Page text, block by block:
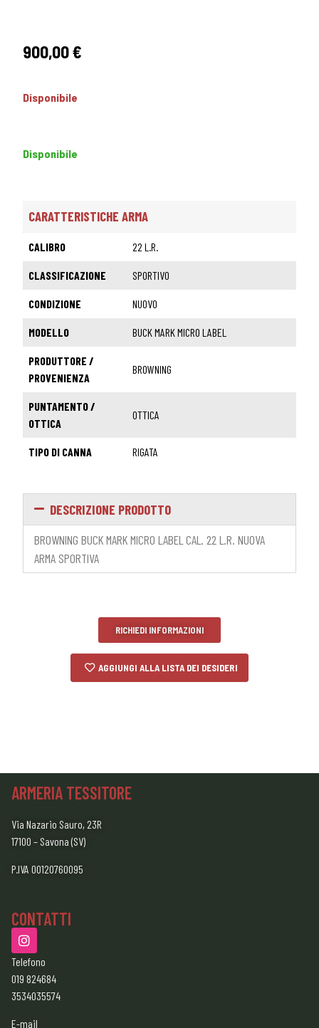
900,00€
Disponibile
Disponibile
CARATTERISTICHE ARMA
CALIBRO 22 L.R.
CLASSIFICAZIONE SPORTIVO
CONDIZIONE NUOVO
MODELLO BUCK MARK MICRO LABEL
PRODUTTORE /
PROVENIENZA
BROWNING
PUNTAMENTO /
OTTICA
OTTICA
TIPO DI CANNA RIGATA
DESCRIZIONE PRODOTTO
BROWNING BUCK MARK MICRO LABEL CAL. 22 L.R. NUOVA
ARMA SPORTIVA
RICHIEDI INFORMAZIONI
AGGIUNGI ALLA LISTA DEI DESIDERI
ARMERIA TESSITORE
Via Nazario Sauro, 23R
17100 – Savona (SV)
P.IVA 00120760095
CONTATTI
Telefono
019 824684
3534035574
E-mail